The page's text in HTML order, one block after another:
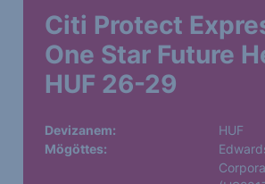
Citi Protect
One Star Future
HUF 26-29
Devizanem:
HUF
Mögöttes: